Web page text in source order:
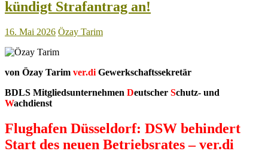
kündigt Strafantrag an!
16. Mai 2026 Özay Tarim
von Özay Tarim ver.di Gewerkschaftssekretär
BDLS Mitgliedsunternehmen Deutscher Schutz- und
Wachdienst
Flughafen Düsseldorf: DSW behindert
Start des neuen Betriebsrates – ver.di